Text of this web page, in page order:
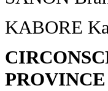
KABORE